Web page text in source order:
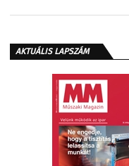
AKTUÁLIS LAPSZÁM